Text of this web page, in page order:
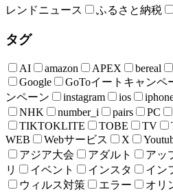
レンドニュース
ふるさと納税
タグ
AI amazon APEX bereal
Google
GoToイートキャンペ
ンペーン
instagram ios
NHK
number_i pairs PC
TIKTOKLITE
TOBE TV
WEB
Webサービス X
アジア大会
アダルト アッ
リ
イベント インスタ イン
ウィルス対策
エラー オリ